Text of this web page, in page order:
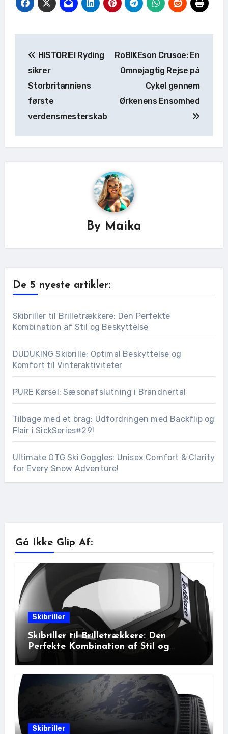
HISTORIE! Ryding
sikrer
Storbritanniens
første
verdensmesterskab
RoBIKEson Crusoe: En
Omnøjagtig Rejse på
Cykel gennem
Ørkenens Ensomhed
By Maika
De 5 nyeste artikler:
Skibriller til Brilletrækkere: Den Perfekte
Kombination af Stil og Beskyttelse
DUDUKING Skibrille: Optimal Beskyttelse og
Komfort til Vinteraktiviteter
PURE Kørsel: Sæsonafslutning i Brandnertal
Tilbage med et brag: Udfordringen med Backflip og
Flair i SickSeries#29!
Ultimate OTG Ski Goggles: Unisex Comfort & Clarity
for Every Snow Adventure!
Gå Ikke Glip Af:
Skibriller
Skibriller til Brilletrækkere: Den
Perfekte Kombination af Stil og
Beskyttelse
Skibriller